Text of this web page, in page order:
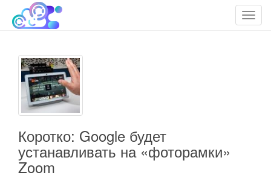
T
Облако технологий
cloudteh.ru
Коротко: Google будет
устанавливать на «фоторамки»
Zoom